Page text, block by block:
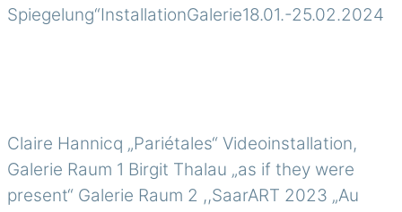
Spiegelung“InstallationGalerie18.01.-25.02.2024
Claire Hannicq „Pariétales“ Videoinstallation,
Galerie Raum 1 Birgit Thalau „as if they were
present“ Galerie Raum 2 ,,SaarART 2023 „Au